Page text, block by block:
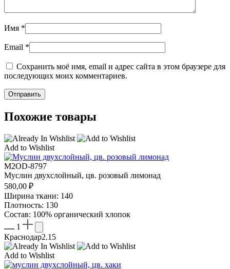
Имя *
Email *
Сохранить моё имя, email и адрес сайта в этом браузере для
последующих моих комментариев.
Похожие товары
Add to Wishlist
M2OD-8797
Муслин двухслойный, цв. розовый лимонад
580,00 ₽
Ширина ткани: 140
Плотность: 130
Состав: 100% органический хлопок
1
Краснодар2.15
Add to Wishlist